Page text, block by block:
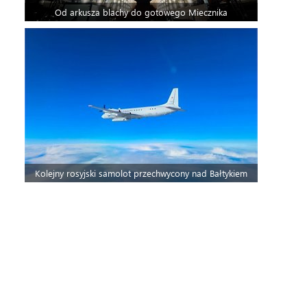
Od arkusza blachy do gotowego Miecznika
Kolejny rosyjski samolot przechwycony nad Bałtykiem